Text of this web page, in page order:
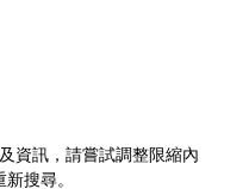
資訊，請嘗試調整限縮內
搜尋。